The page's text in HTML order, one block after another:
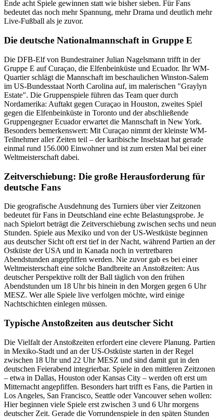
Ende acht Spiele gewinnen statt wie bisher sieben. Für Fans
bedeutet das noch mehr Spannung, mehr Drama und deutlich mehr
Live-Fußball als je zuvor.
Die deutsche Nationalmannschaft in Gruppe E
Die DFB-Elf von Bundestrainer Julian Nagelsmann trifft in der
Gruppe E auf Curaçao, die Elfenbeinküste und Ecuador. Ihr WM-
Quartier schlägt die Mannschaft im beschaulichen Winston-Salem
im US-Bundesstaat North Carolina auf, im malerischen "Graylyn
Estate". Die Gruppenspiele führen das Team quer durch
Nordamerika: Auftakt gegen Curaçao in Houston, zweites Spiel
gegen die Elfenbeinküste in Toronto und der abschließende
Gruppengegner Ecuador erwartet die Mannschaft in New York.
Besonders bemerkenswert: Mit Curaçao nimmt der kleinste WM-
Teilnehmer aller Zeiten teil – der karibische Inselstaat hat gerade
einmal rund 156.000 Einwohner und ist zum ersten Mal bei einer
Weltmeisterschaft dabei.
Zeitverschiebung: Die große Herausforderung für
deutsche Fans
Die geografische Ausdehnung des Turniers über vier Zeitzonen
bedeutet für Fans in Deutschland eine echte Belastungsprobe. Je
nach Spielort beträgt die Zeitverschiebung zwischen sechs und neun
Stunden. Spiele aus Mexiko und von der US-Westküste beginnen
aus deutscher Sicht oft erst tief in der Nacht, während Partien an der
Ostküste der USA und in Kanada noch in vertretbaren
Abendstunden angepfiffen werden. Nie zuvor gab es bei einer
Weltmeisterschaft eine solche Bandbreite an Anstoßzeiten: Aus
deutscher Perspektive rollt der Ball täglich von den frühen
Abendstunden um 18 Uhr bis hinein in den Morgen gegen 6 Uhr
MESZ. Wer alle Spiele live verfolgen möchte, wird einige
Nachtschichten einlegen müssen.
Typische Anstoßzeiten aus deutscher Sicht
Die Vielfalt der Anstoßzeiten erfordert eine clevere Planung. Partien
in Mexiko-Stadt und an der US-Ostküste starten in der Regel
zwischen 18 Uhr und 22 Uhr MESZ und sind damit gut in den
deutschen Feierabend integrierbar. Spiele in den mittleren Zeitzonen
– etwa in Dallas, Houston oder Kansas City – werden oft erst um
Mitternacht angepfiffen. Besonders hart trifft es Fans, die Partien in
Los Angeles, San Francisco, Seattle oder Vancouver sehen wollen:
Hier beginnen viele Spiele erst zwischen 3 und 6 Uhr morgens
deutscher Zeit. Gerade die Vorrundenspiele in den späten Stunden